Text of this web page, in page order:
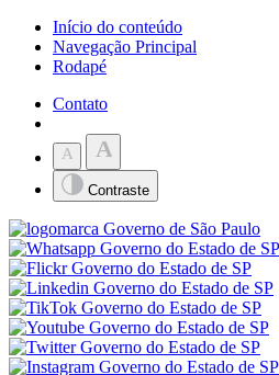
Início do conteúdo
Navegação Principal
Rodapé
Contato
A A
Contraste